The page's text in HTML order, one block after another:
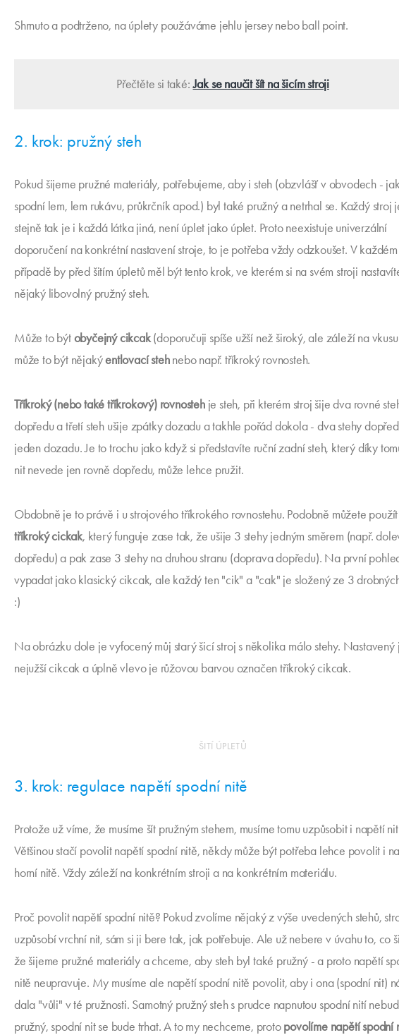
Shrnuto a podtrženo, na úplety použáváme jehlu jersey nebo ball point.
Přečtěte si také:Jak se naučit šít na šicím stroji
2. krok: pružný steh
Pokud šijeme pružné materiály, potřebujeme, aby i steh (obzvlášť v obvodech -
spodní lem, lem rukávu, průkrčník apod.) byl také pružný a netrhal se. Každý stroj
stejně tak je i každá látka jiná, není úplet jako úplet. Proto neexistuje univerzální
doporučení na konkrétní nastavení stroje, to je potřeba vždy odzkoušet. V každém
případě by před šitím úpletů měl být tento krok, ve kterém si na svém stroji
nějaký libovolný pružný steh.
Může to býtobyčejný cikcak(doporučuji spíše užší než široký, ale záleží na
může to být nějakýentlovací stehnebo např. tříkroký rovnosteh.
Tříkroký (nebo také tříkrokový) rovnostehje steh, při kterém stroj šije dva rovné
dopředu a třetí steh ušije zpátky dozadu a takhle pořád dokola - dva stehy
jeden dozadu. Je to trochu jako když si představíte ruční zadní steh, který díky
nit nevede jen rovně dopředu, může lehce pružit.
Obdobně je to právě i u strojového tříkrokého rovnostehu. Podobně můžete
tříkroký cickak, který funguje zase tak, že ušije 3 stehy jedným směrem (např.
dopředu) a pak zase 3 stehy na druhou stranu (doprava dopředu). Na první
vypadat jako klasický cikcak, ale každý ten "cik" a "cak" je složený ze 3
:)
Na obrázku dole je vyfocený můj starý šicí stroj s několika málo stehy. Nastavený
nejužší cikcak a úplně vlevo je růžovou barvou označen tříkroký cikcak.
ŠITÍ ÚPLETŮ
3. krok: regulace napětí spodní nitě
Protože už víme, že musíme šít pružným stehem, musíme tomu uzpůsobit i napětí
Většinou stačí povolit napětí spodní nitě, někdy může být potřeba lehce povolit i
horní nitě. Vždy záleží na konkrétním stroji a na konkrétním materiálu.
Proč povolit napětí spodní nitě? Pokud zvolíme nějaký z výše uvedených stehů,
uzpůsobí vrchní nit, sám si ji bere tak, jak potřebuje. Ale už nebere v úvahu to, co
že šijeme pružné materiály a chceme, aby steh byl také pružný - a proto napětí
nitě neupravuje. My musíme ale napětí spodní nitě povolit, aby i ona (spodní nit)
dala "vůli" v té pružnosti. Samotný pružný steh s prudce napnutou spodní nití
pružný, spodní nit se bude trhat. A to my nechceme, protopovolíme napětí spodní